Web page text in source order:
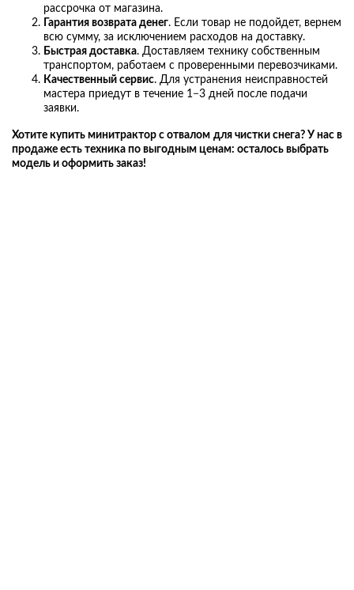
рассрочка от магазина.
Гарантия возврата денег. Если товар не подойдет, вернем
всю сумму, за исключением расходов на доставку.
Быстрая доставка. Доставляем технику собственным
транспортом, работаем с проверенными перевозчиками.
Качественный сервис. Для устранения неисправностей
мастера приедут в течение 1−3 дней после подачи
заявки.
Хотите купить минитрактор с отвалом для чистки снега? У нас в
продаже есть техника по выгодным ценам: осталось выбрать
модель и оформить заказ!